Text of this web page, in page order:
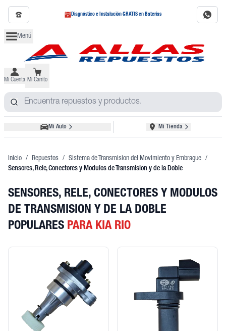
Diagnóstico e Instalación GRATIS en Baterías
Menú
Mi Cuenta Mi Carrito
Mi Auto Mi Tienda
Inicio / Repuestos / Sistema de Transmision del Movimiento y Embrague /
Sensores, Rele, Conectores y Modulos de Transmision y de la Doble
SENSORES, RELE, CONECTORES Y MODULOS
DE TRANSMISION Y DE LA DOBLE
POPULARES PARA KIA RIO